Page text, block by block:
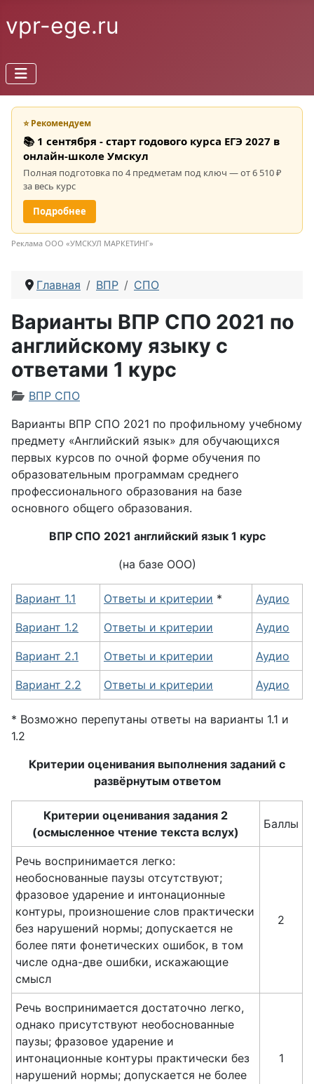
vpr-ege.ru
⭐ Рекомендуем
📚 1 сентября - старт годового курса ЕГЭ 2027 в
онлайн-школе Умскул
Полная подготовка по 4 предметам под ключ — от 6 510 ₽
за весь курс
Подробнее
Реклама ООО «УМСКУЛ МАРКЕТИНГ»
Главная ВПР СПО
Варианты ВПР СПО 2021 по
английскому языку с
ответами 1 курс
Информация о материале
ВПР СПО
Варианты ВПР СПО 2021 по профильному учебному
предмету «Английский язык» для обучающихся
первых курсов по очной форме обучения по
образовательным программам среднего
профессионального образования на базе
основного общего образования.
ВПР СПО 2021 английский язык 1 курс
(на базе ООО)
Вариант 1.1 Ответы и критерии * Аудио
Вариант 1.2 Ответы и критерии Аудио
Вариант 2.1 Ответы и критерии Аудио
Вариант 2.2 Ответы и критерии Аудио
* Возможно перепутаны ответы на варианты 1.1 и
1.2
Критерии оценивания выполнения заданий с
развёрнутым ответом
Критерии оценивания задания 2
(осмысленное чтение текста вслух)
Баллы
Речь воспринимается легко:
необоснованные паузы отсутствуют;
фразовое ударение и интонационные
контуры, произношение слов практически
без нарушений нормы; допускается не
более пяти фонетических ошибок, в том
числе одна-две ошибки, искажающие
смысл
2
Речь воспринимается достаточно легко,
однако присутствуют необоснованные
паузы; фразовое ударение и
интонационные контуры практически без
нарушений нормы; допускается не более
1